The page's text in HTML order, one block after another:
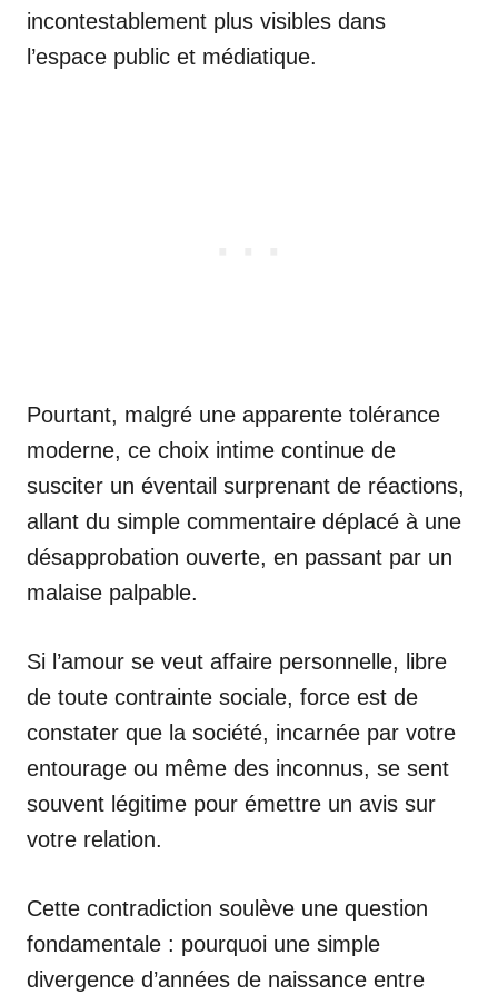
incontestablement plus visibles dans
l’espace public et médiatique.
Pourtant, malgré une apparente tolérance
moderne, ce choix intime continue de
susciter un éventail surprenant de réactions,
allant du simple commentaire déplacé à une
désapprobation ouverte, en passant par un
malaise palpable.
Si l’amour se veut affaire personnelle, libre
de toute contrainte sociale, force est de
constater que la société, incarnée par votre
entourage ou même des inconnus, se sent
souvent légitime pour émettre un avis sur
votre relation.
Cette contradiction soulève une question
fondamentale : pourquoi une simple
divergence d’années de naissance entre